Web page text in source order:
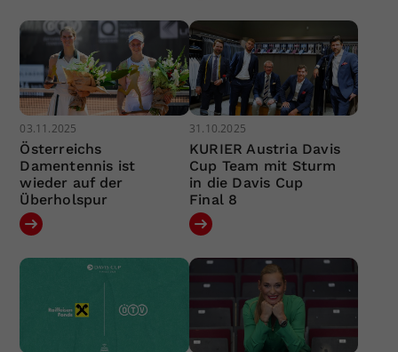
03.11.2025
Österreichs
Damentennis ist
wieder auf der
Überholspur
31.10.2025
KURIER Austria Davis
Cup Team mit Sturm
in die Davis Cup
Final 8